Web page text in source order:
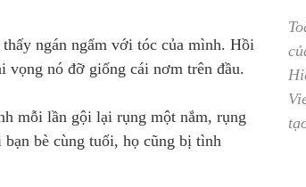
ngán ngẩm với tóc của mình. Hồi
nó đỡ giống cái nơm trên đầu.
mỗi lần gội lại rụng một nắm, rụng
bè cùng tuổi, họ cũng bị tình